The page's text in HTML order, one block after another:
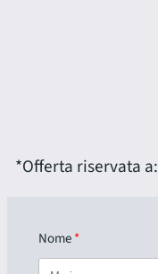
*Offerta riservata a:
Nome